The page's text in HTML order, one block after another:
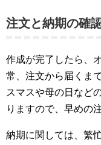
注文と納期の確
作成が完了したら、
常、注文から届くま
スマスや母の日など
りますので、早めの
納期に関しては、繁